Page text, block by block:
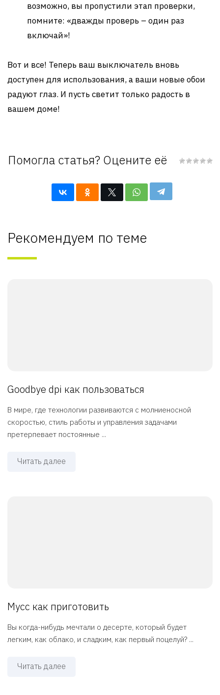
возможно, вы пропустили этап проверки,
помните: «дважды проверь – один раз
включай»!
Вот и все! Теперь ваш выключатель вновь
доступен для использования, а ваши новые обои
радуют глаз. И пусть светит только радость в
вашем доме!
Помогла статья? Оцените её
Рекомендуем по теме
Goodbye dpi как пользоваться
В мире, где технологии развиваются с молниеносной
скоростью, стиль работы и управления задачами
претерпевает постоянные ...
Читать далее
Мусс как приготовить
Вы когда-нибудь мечтали о десерте, который будет
легким, как облако, и сладким, как первый поцелуй? ...
Читать далее